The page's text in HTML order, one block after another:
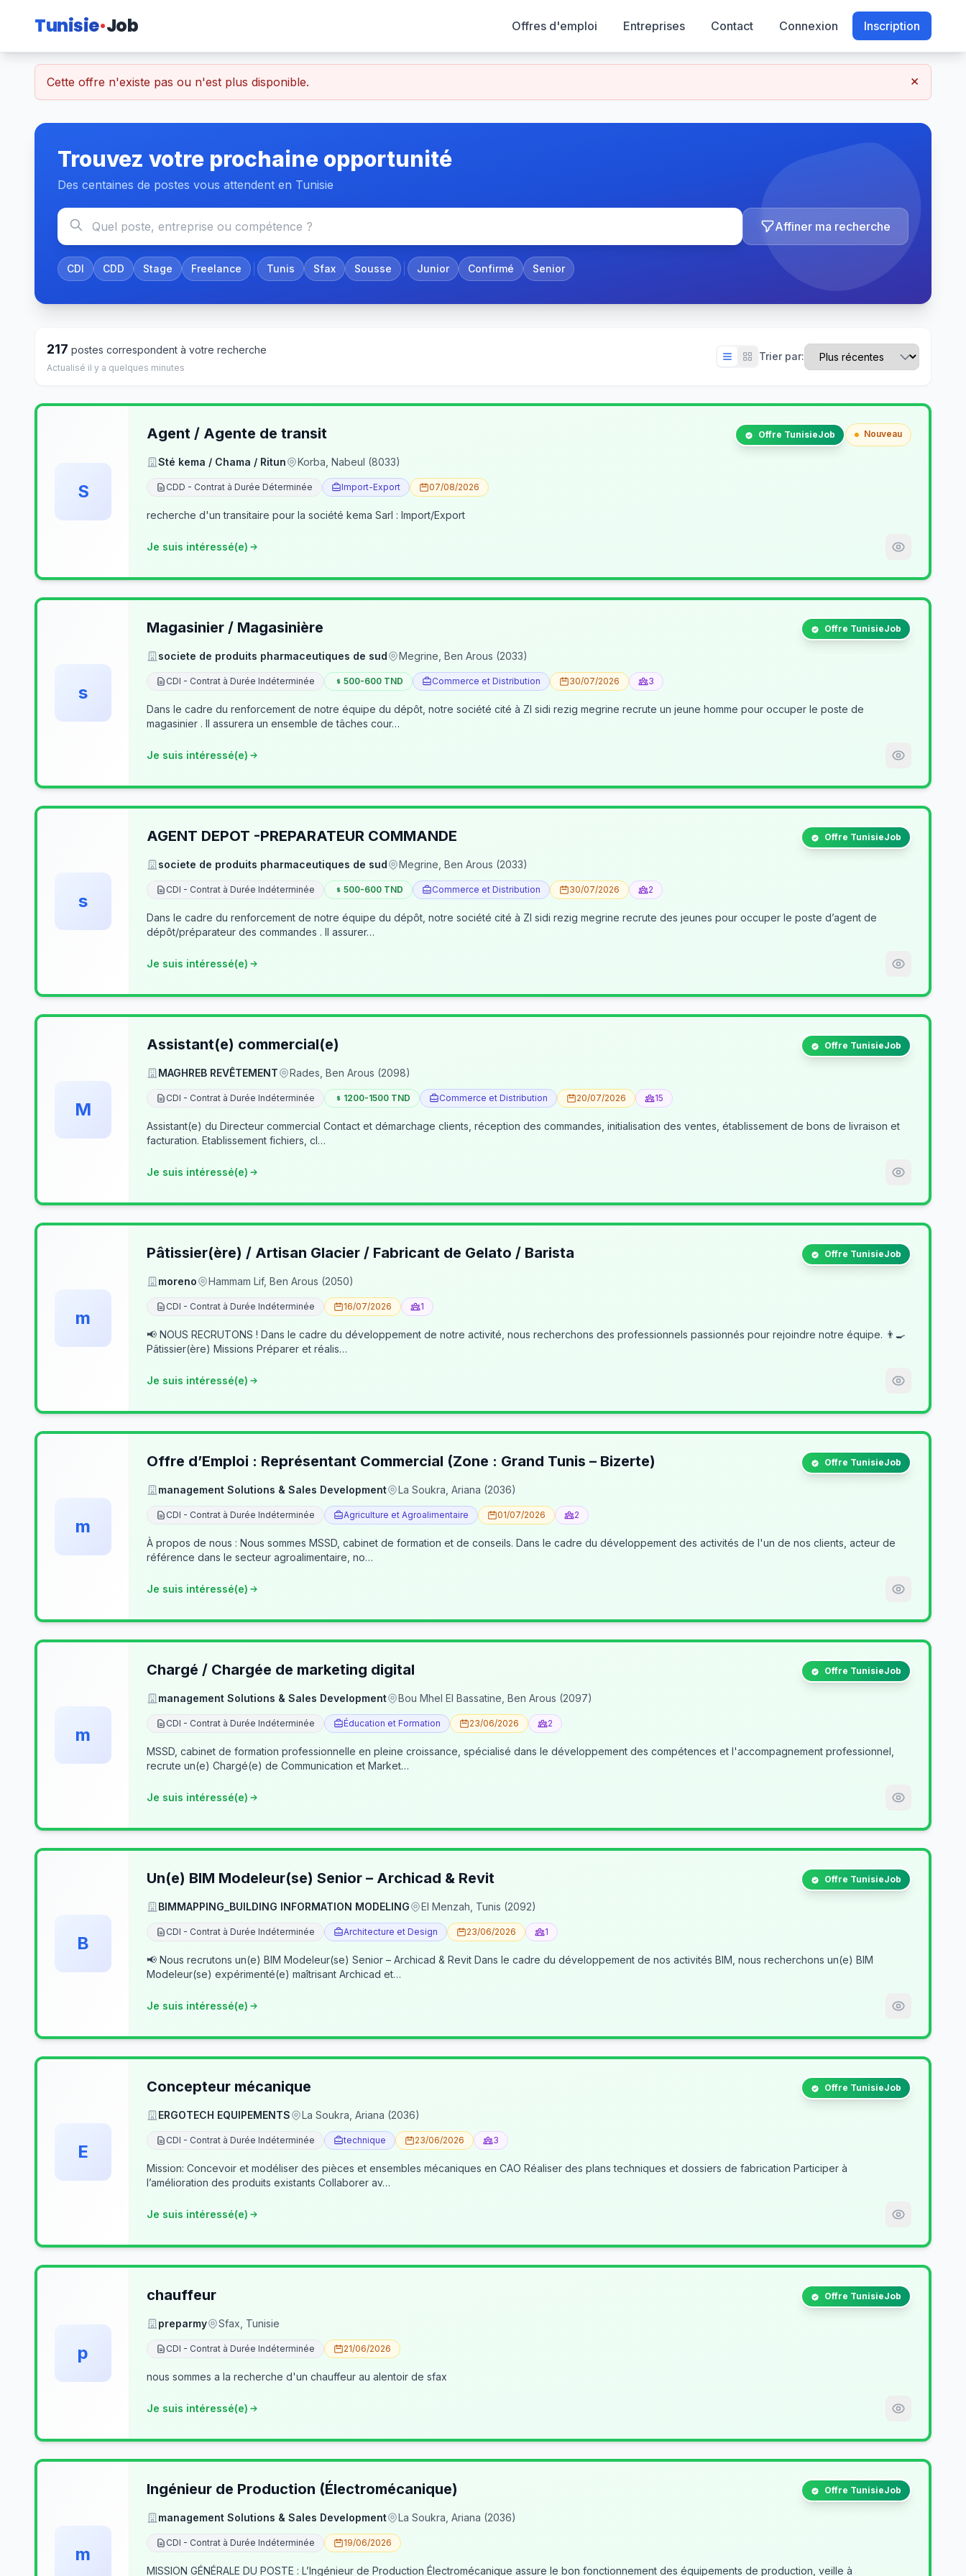
Tunisie Job Offres d'emploi Entreprises Contact Connexion Inscription
Cette offre n'existe pas ou n'est plus disponible. ×
Trouvez votre prochaine opportunité
Des centaines de postes vous attendent en Tunisie
Affiner ma recherche
CDI CDD Stage Freelance Tunis Sfax Sousse Junior Confirmé Senior
217 postes correspondent à votre recherche
Actualisé il y a quelques minutes
Trier par:
S
Agent / Agente de transit Offre TunisieJob Nouveau
Sté kema / Chama / Ritun Korba, Nabeul (8033)
CDD - Contrat à Durée Déterminée Import-Export 07/08/2026
recherche d'un transitaire pour la société kema Sarl : Import/Export
Je suis intéressé(e)
s
Magasinier / Magasinière Offre TunisieJob
societe de produits pharmaceutiques de sud Megrine, Ben Arous (2033)
CDI - Contrat à Durée Indéterminée 500-600 TND Commerce et Distribution 30/07/2026 3
Dans le cadre du renforcement de notre équipe du dépôt, notre société cité à ZI sidi rezig megrine recrute un jeune homme pour occuper le poste de
magasinier . Il assurera un ensemble de tâches cour…
Je suis intéressé(e)
s
AGENT DEPOT -PREPARATEUR COMMANDE Offre TunisieJob
societe de produits pharmaceutiques de sud Megrine, Ben Arous (2033)
CDI - Contrat à Durée Indéterminée 500-600 TND Commerce et Distribution 30/07/2026 2
Dans le cadre du renforcement de notre équipe du dépôt, notre société cité à ZI sidi rezig megrine recrute des jeunes pour occuper le poste d’agent de
dépôt/préparateur des commandes . Il assurer…
Je suis intéressé(e)
M
Assistant(e) commercial(e) Offre TunisieJob
MAGHREB REVÊTEMENT Rades, Ben Arous (2098)
CDI - Contrat à Durée Indéterminée 1200-1500 TND Commerce et Distribution 20/07/2026 15
Assistant(e) du Directeur commercial Contact et démarchage clients, réception des commandes, initialisation des ventes, établissement de bons de livraison et
facturation. Etablissement fichiers, cl…
Je suis intéressé(e)
m
Pâtissier(ère) / Artisan Glacier / Fabricant de Gelato / Barista Offre TunisieJob
moreno Hammam Lif, Ben Arous (2050)
CDI - Contrat à Durée Indéterminée 16/07/2026 1
📢 NOUS RECRUTONS ! Dans le cadre du développement de notre activité, nous recherchons des professionnels passionnés pour rejoindre notre équipe. 👨‍🍳
Pâtissier(ère) Missions Préparer et réalis…
Je suis intéressé(e)
m
Offre d’Emploi : Représentant Commercial (Zone : Grand Tunis – Bizerte) Offre TunisieJob
management Solutions & Sales Development La Soukra, Ariana (2036)
CDI - Contrat à Durée Indéterminée Agriculture et Agroalimentaire 01/07/2026 2
À propos de nous : Nous sommes MSSD, cabinet de formation et de conseils. Dans le cadre du développement des activités de l'un de nos clients, acteur de
référence dans le secteur agroalimentaire, no…
Je suis intéressé(e)
m
Chargé / Chargée de marketing digital Offre TunisieJob
management Solutions & Sales Development Bou Mhel El Bassatine, Ben Arous (2097)
CDI - Contrat à Durée Indéterminée Éducation et Formation 23/06/2026 2
MSSD, cabinet de formation professionnelle en pleine croissance, spécialisé dans le développement des compétences et l'accompagnement professionnel,
recrute un(e) Chargé(e) de Communication et Market…
Je suis intéressé(e)
B
Un(e) BIM Modeleur(se) Senior – Archicad & Revit Offre TunisieJob
BIMMAPPING_BUILDING INFORMATION MODELING El Menzah, Tunis (2092)
CDI - Contrat à Durée Indéterminée Architecture et Design 23/06/2026 1
📢 Nous recrutons un(e) BIM Modeleur(se) Senior – Archicad & Revit Dans le cadre du développement de nos activités BIM, nous recherchons un(e) BIM
Modeleur(se) expérimenté(e) maîtrisant Archicad et…
Je suis intéressé(e)
E
Concepteur mécanique Offre TunisieJob
ERGOTECH EQUIPEMENTS La Soukra, Ariana (2036)
CDI - Contrat à Durée Indéterminée technique 23/06/2026 3
Mission: Concevoir et modéliser des pièces et ensembles mécaniques en CAO Réaliser des plans techniques et dossiers de fabrication Participer à
l’amélioration des produits existants Collaborer av…
Je suis intéressé(e)
p
chauffeur Offre TunisieJob
preparmy Sfax, Tunisie
CDI - Contrat à Durée Indéterminée 21/06/2026
nous sommes a la recherche d'un chauffeur au alentoir de sfax
Je suis intéressé(e)
m
Ingénieur de Production (Électromécanique) Offre TunisieJob
management Solutions & Sales Development La Soukra, Ariana (2036)
CDI - Contrat à Durée Indéterminée 19/06/2026
MISSION GÉNÉRALE DU POSTE : L’Ingénieur de Production Électromécanique assure le bon fonctionnement des équipements de production, veille à